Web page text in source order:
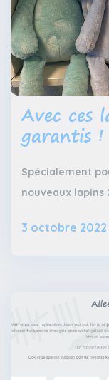
Avec ces
garantis !
Spécialement
nouveaux lapins
3 octobre 2022